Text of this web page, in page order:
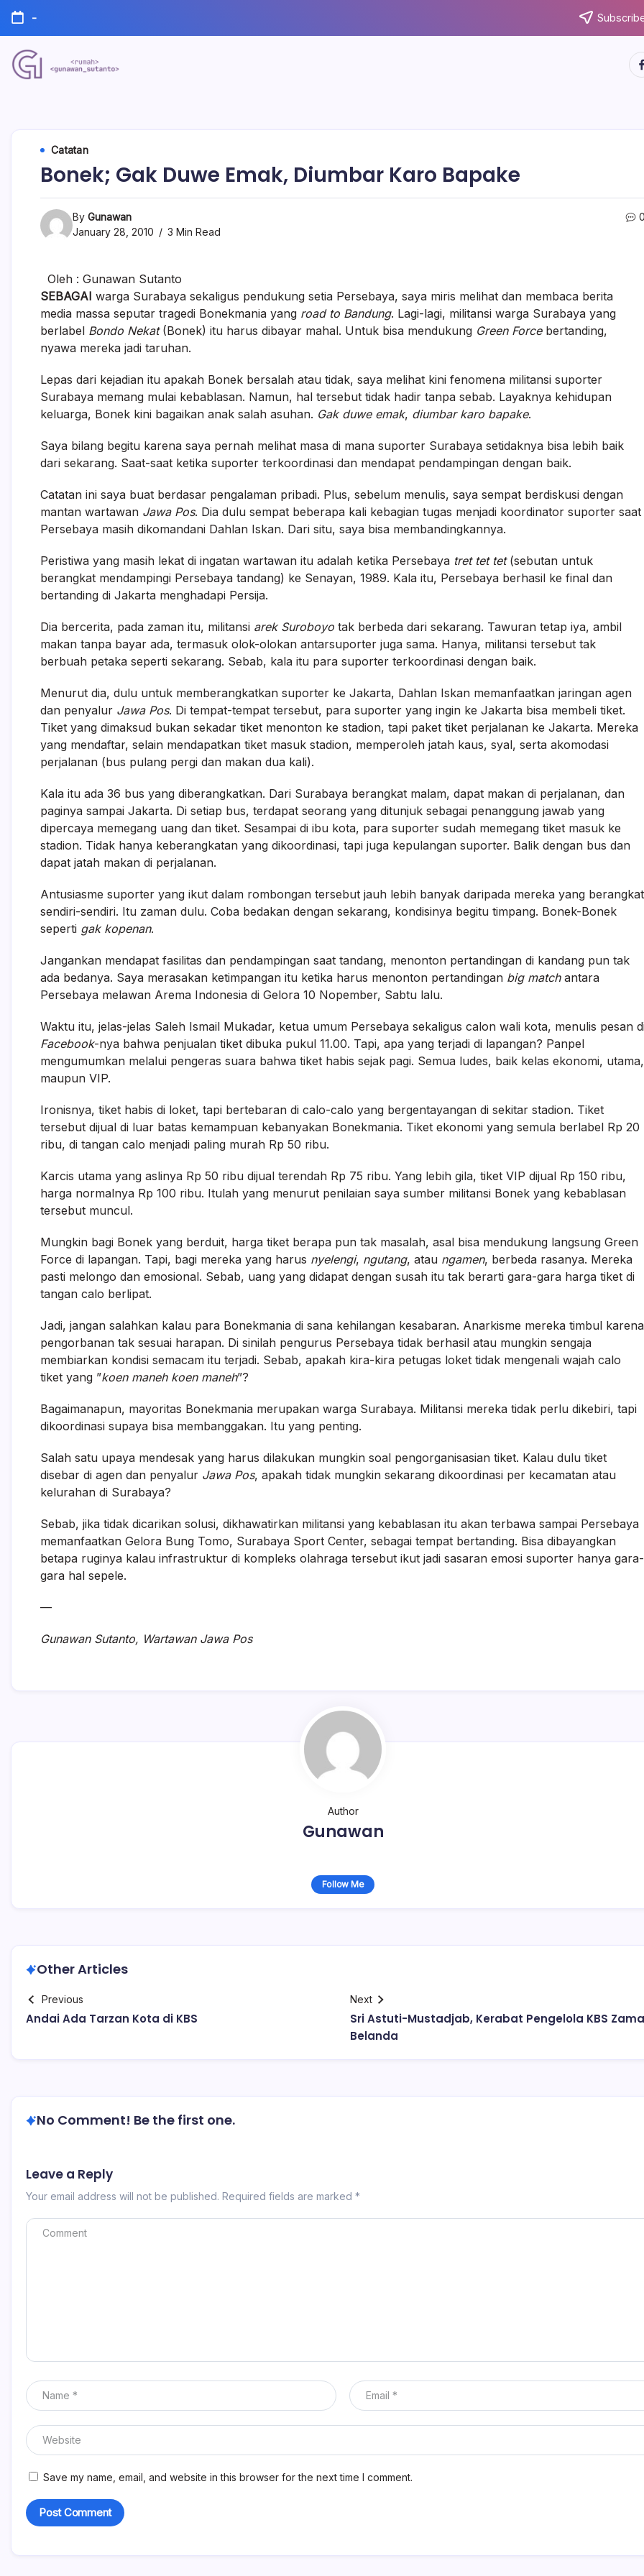
Skip
content
-
Website
Catatan
Bonek; Gak Duwe Emak, Diumbar Karo Bapake
By Gunawan
January 28, 2010
3 Min Read
Oleh : Gunawan Sutanto
SEBAGAI warga Surabaya sekaligus pendukung setia Persebaya, saya miris melihat dan membaca berita
media massa seputar tragedi Bonekmania yang road to Bandung. Lagi-lagi, militansi warga Surabaya yang
berlabel Bondo Nekat(Bonek) itu harus dibayar mahal. Untuk bisa mendukung Green Forcebertanding,
nyawa mereka jadi taruhan.
Lepas dari kejadian itu apakah Bonek bersalah atau tidak, saya melihat kini fenomena militansi suporter
Surabaya memang mulai kebablasan. Namun, hal tersebut tidak hadir tanpa sebab. Layaknya kehidupan
keluarga, Bonek kini bagaikan anak salah asuhan. Gak duwe emak, diumbar karo bapake.
Saya bilang begitu karena saya pernah melihat masa di mana suporter Surabaya setidaknya bisa lebih baik
dari sekarang. Saat-saat ketika suporter terkoordinasi dan mendapat pendampingan dengan baik.
Catatan ini saya buat berdasar pengalaman pribadi. Plus, sebelum menulis, saya sempat berdiskusi dengan
mantan wartawan Jawa Pos. Dia dulu sempat beberapa kali kebagian tugas menjadi koordinator suporter saat
Persebaya masih dikomandani Dahlan Iskan. Dari situ, saya bisa membandingkannya.
Peristiwa yang masih lekat di ingatan wartawan itu adalah ketika Persebaya tret tet tet(sebutan untuk
berangkat mendampingi Persebaya tandang) ke Senayan, 1989. Kala itu, Persebaya berhasil ke final dan
bertanding di Jakarta menghadapi Persija.
Dia bercerita, pada zaman itu, militansi arek Suroboyo tak berbeda dari sekarang. Tawuran tetap iya, ambil
makan tanpa bayar ada, termasuk olok-olokan antarsuporter juga sama. Hanya, militansi tersebut tak
berbuah petaka seperti sekarang. Sebab, kala itu para suporter terkoordinasi dengan baik.
Menurut dia, dulu untuk memberangkatkan suporter ke Jakarta, Dahlan Iskan memanfaatkan jaringan agen
dan penyalur Jawa Pos. Di tempat-tempat tersebut, para suporter yang ingin ke Jakarta bisa membeli tiket.
Tiket yang dimaksud bukan sekadar tiket menonton ke stadion, tapi paket tiket perjalanan ke Jakarta. Mereka
yang mendaftar, selain mendapatkan tiket masuk stadion, memperoleh jatah kaus, syal, serta akomodasi
perjalanan (bus pulang pergi dan makan dua kali).
Kala itu ada 36 bus yang diberangkatkan. Dari Surabaya berangkat malam, dapat makan di perjalanan, dan
paginya sampai Jakarta. Di setiap bus, terdapat seorang yang ditunjuk sebagai penanggung jawab yang
dipercaya memegang uang dan tiket. Sesampai di ibu kota, para suporter sudah memegang tiket masuk ke
stadion. Tidak hanya keberangkatan yang dikoordinasi, tapi juga kepulangan suporter. Balik dengan bus dan
dapat jatah makan di perjalanan.
Antusiasme suporter yang ikut dalam rombongan tersebut jauh lebih banyak daripada mereka yang berangkat
sendiri-sendiri. Itu zaman dulu. Coba bedakan dengan sekarang, kondisinya begitu timpang. Bonek-Bonek
seperti gak kopenan.
Jangankan mendapat fasilitas dan pendampingan saat tandang, menonton pertandingan di kandang pun tak
ada bedanya. Saya merasakan ketimpangan itu ketika harus menonton pertandingan big matchantara
Persebaya melawan Arema Indonesia di Gelora 10 Nopember, Sabtu lalu.
Waktu itu, jelas-jelas Saleh Ismail Mukadar, ketua umum Persebaya sekaligus calon wali kota, menulis pesan
Facebook-nya bahwa penjualan tiket dibuka pukul 11.00. Tapi, apa yang terjadi di lapangan? Panpel
mengumumkan melalui pengeras suara bahwa tiket habis sejak pagi. Semua ludes, baik kelas ekonomi, utama,
maupun VIP.
Ironisnya, tiket habis di loket, tapi bertebaran di calo-calo yang bergentayangan di sekitar stadion. Tiket
tersebut dijual di luar batas kemampuan kebanyakan Bonekmania. Tiket ekonomi yang semula berlabel Rp 20
ribu, di tangan calo menjadi paling murah Rp 50 ribu.
Karcis utama yang aslinya Rp 50 ribu dijual terendah Rp 75 ribu. Yang lebih gila, tiket VIP dijual Rp 150 ribu,
harga normalnya Rp 100 ribu. Itulah yang menurut penilaian saya sumber militansi Bonek yang kebablasan
tersebut muncul.
Mungkin bagi Bonek yang berduit, harga tiket berapa pun tak masalah, asal bisa mendukung langsung Green
Force di lapangan. Tapi, bagi mereka yang harus nyelengi, ngutang, atau ngamen, berbeda rasanya. Mereka
pasti melongo dan emosional. Sebab, uang yang didapat dengan susah itu tak berarti gara-gara harga tiket di
tangan calo berlipat.
Jadi, jangan salahkan kalau para Bonekmania di sana kehilangan kesabaran. Anarkisme mereka timbul karena
pengorbanan tak sesuai harapan. Di sinilah pengurus Persebaya tidak berhasil atau mungkin sengaja
membiarkan kondisi semacam itu terjadi. Sebab, apakah kira-kira petugas loket tidak mengenali wajah calo
tiket yang ”koen maneh koen maneh”?
Bagaimanapun, mayoritas Bonekmania merupakan warga Surabaya. Militansi mereka tidak perlu dikebiri, tapi
dikoordinasi supaya bisa membanggakan. Itu yang penting.
Salah satu upaya mendesak yang harus dilakukan mungkin soal pengorganisasian tiket. Kalau dulu tiket
disebar di agen dan penyalur Jawa Pos, apakah tidak mungkin sekarang dikoordinasi per kecamatan atau
kelurahan di Surabaya?
Sebab, jika tidak dicarikan solusi, dikhawatirkan militansi yang kebablasan itu akan terbawa sampai Persebaya
memanfaatkan Gelora Bung Tomo, Surabaya Sport Center, sebagai tempat bertanding. Bisa dibayangkan
betapa ruginya kalau infrastruktur di kompleks olahraga tersebut ikut jadi sasaran emosi suporter hanya gara-
gara hal sepele.
—
Gunawan Sutanto, Wartawan Jawa Pos
Author
Gunawan
Follow Me
Other Articles
Previous
Andai Ada Tarzan Kota di KBS
Next
Sri Astuti-Mustadjab, Kerabat Pengelola KBS
Belanda
No Comment! Be the first one.
Leave a Reply
Your email address will not be published. Required fields are marked *
Save my name, email, and website in this browser for the next time I comment.